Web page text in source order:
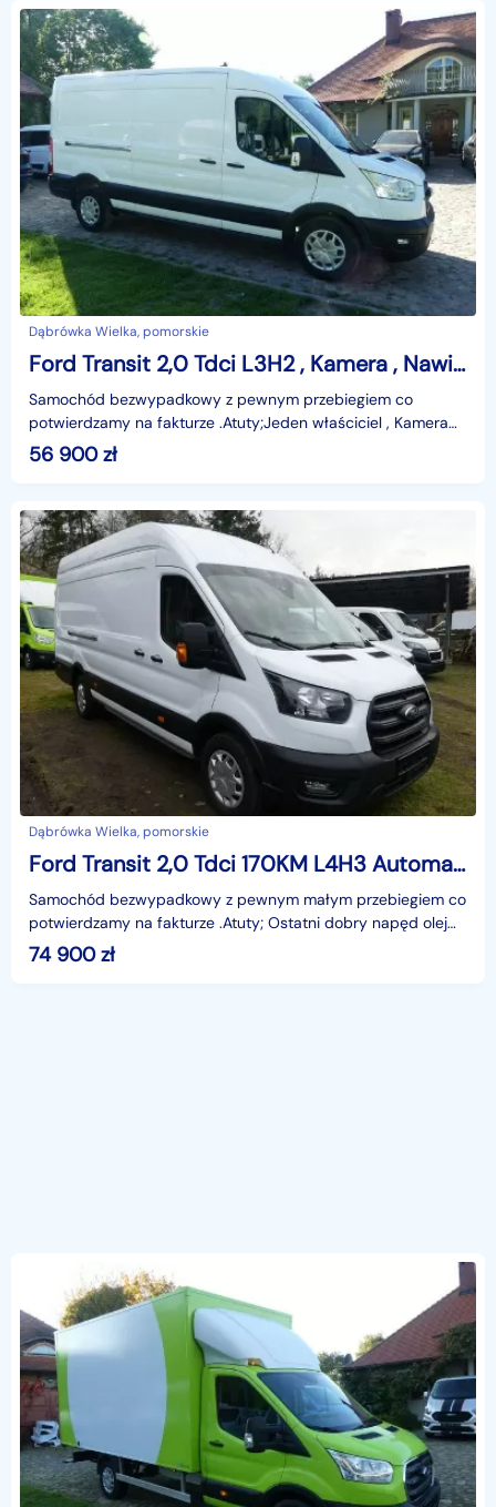
Dąbrówka Wielka, pomorskie
Ford Transit 2,0 Tdci L3H2 , Kamera , Nawigacja , Asystent pasa ruchu , F. VAT-23
Samochód bezwypadkowy z pewnym przebiegiem co
potwierdzamy na fakturze .Atuty;Jeden właściciel , Kamera
cofania , PDC przód i tył, klimatyzacja przód Pełna hist
56 900zł
Dąbrówka Wielka, pomorskie
Ford Transit 2,0 Tdci 170KM L4H3 Automat EcoBlue Kamera Aktywny tempomat FV. VAT2
Samochód bezwypadkowy z pewnym małym przebiegiem co
potwierdzamy na fakturze .Atuty; Ostatni dobry napęd olej
74 900zł